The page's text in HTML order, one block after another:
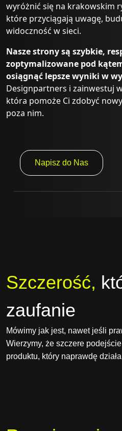
wyróżnić się na krakowskim
które przyciągają uwagę,
widoczność w sieci.
Nasze strony są szybkie,
zoptymalizowane pod
osiągnąć lepsze wyniki w
Designpartners i zainwestuj
która pomoże Ci zdobyć
poza nim.
Napisz do Nas
Szczerość,
zaufanie
Mówimy jak jest, nawet jeśli
Wierzymy, że szczere
produktu, który naprawdę